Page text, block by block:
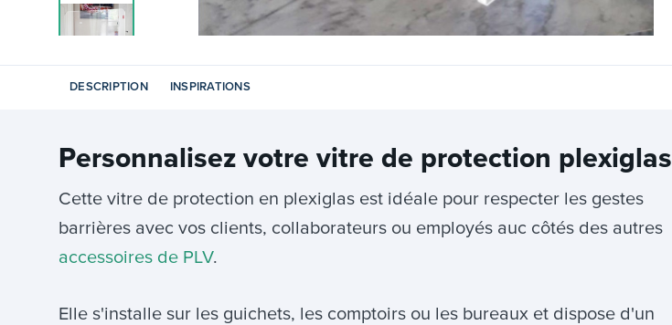
DESCRIPTION INSPIRATIONS
Personnalisez votre vitre de protection plexiglas
Cette vitre de protection en plexiglas est idéale pour respecter les gestes
barrières avec vos clients, collaborateurs ou employés auc côtés des autres
accessoires de PLV.
Elle s'installe sur les guichets, les comptoirs ou les bureaux et dispose d'un